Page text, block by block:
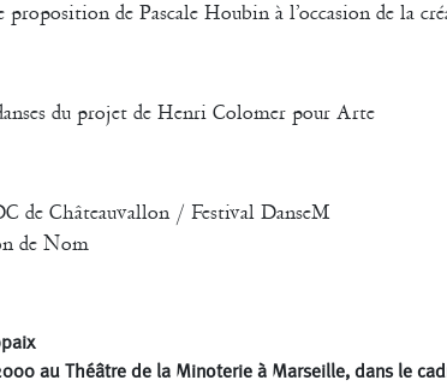
proposition de Pascale Houbin à l’occasion de la
du projet de Henri Colomer pour Arte
de Châteauvallon / Festival DanseM
de Nom
au Théâtre de la Minoterie à Marseille, dans le